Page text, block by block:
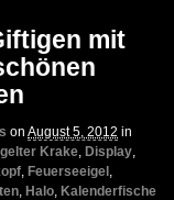
mit
on August 5, 2012 in
Krake, Display,
, Feuerseeigel,
, Halo, Kalenderfische